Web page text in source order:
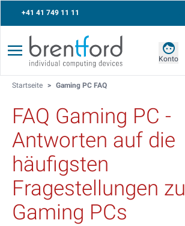
+41 41 749 11 11
Konto
Startseite > Gaming PC FAQ
FAQ Gaming PC -
Antworten auf die
häufigsten
Fragestellungen zu
Gaming PCs